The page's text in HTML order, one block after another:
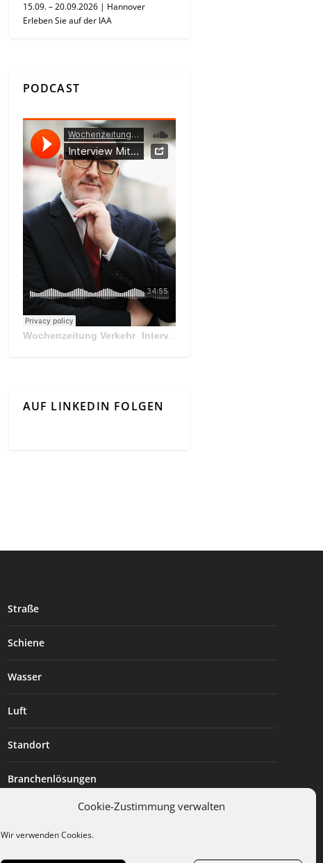
Cookie-Zustimmung verwalten
Wir verwenden Cookies.
15.09. – 20.09.2026 | Hannover
Erleben Sie auf der IAA
PODCAST
Wochenzeitung Verkehr· Interview Mit Andreas Matthä, CEO der ÖBB Holding
AUF LINKEDIN FOLGEN
Straße
Schiene
Wasser
Luft
Standort
Branchenlösungen